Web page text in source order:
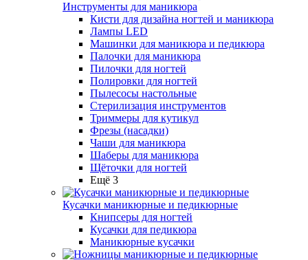
Инструменты для маникюра
Кисти для дизайна ногтей и маникюра
Лампы LED
Машинки для маникюра и педикюра
Палочки для маникюра
Пилочки для ногтей
Полировки для ногтей
Пылесосы настольные
Стерилизация инструментов
Триммеры для кутикул
Фрезы (насадки)
Чаши для маникюра
Шаберы для маникюра
Щёточки для ногтей
Ещё 3
Кусачки маникюрные и педикюрные
Книпсеры для ногтей
Кусачки для педикюра
Маникюрные кусачки